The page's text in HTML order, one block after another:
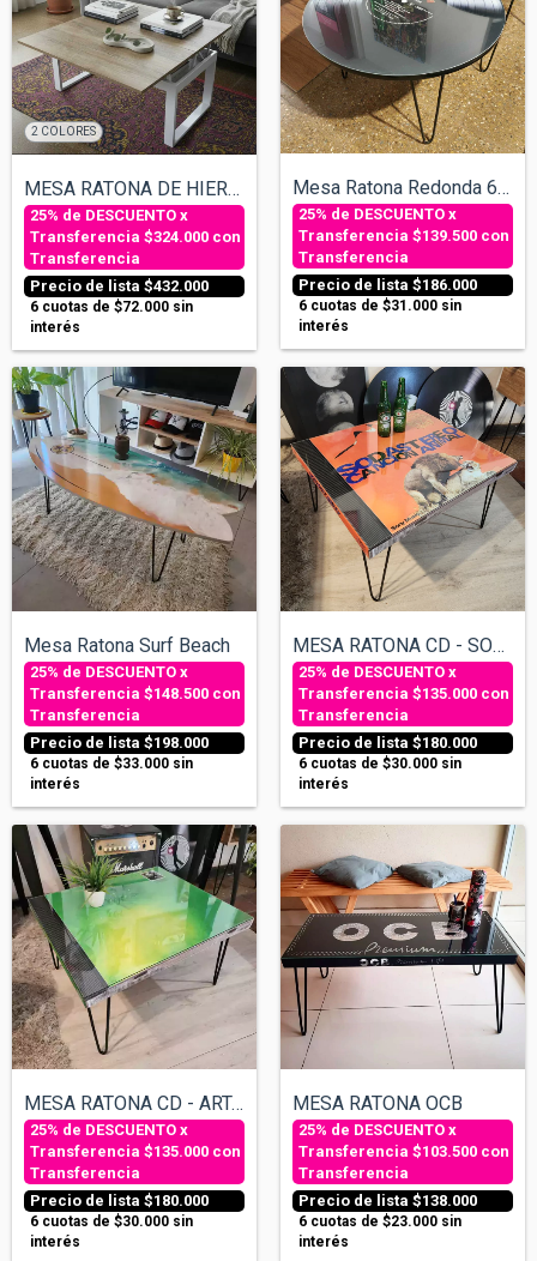
2 COLORES
MESA RATONA DE HIERRO ELEVABLE EXTENSIBL...
$432.000
$324.000 con
Transferencia
6 cuotas de $72.000 sin
interés
Mesa Ratona Redonda 60cm - ACDC
$186.000
$139.500 con
Transferencia
6 cuotas de $31.000 sin
interés
Mesa Ratona Surf Beach
$198.000
$148.500 con
Transferencia
6 cuotas de $33.000 sin
interés
MESA RATONA CD - SODA STEREO CANCIÓN ANI...
$180.000
$135.000 con
Transferencia
6 cuotas de $30.000 sin
interés
MESA RATONA CD - ARTAUD SPINETTA
$180.000
$135.000 con
Transferencia
6 cuotas de $30.000 sin
interés
MESA RATONA OCB
$138.000
$103.500 con
Transferencia
6 cuotas de $23.000 sin
interés